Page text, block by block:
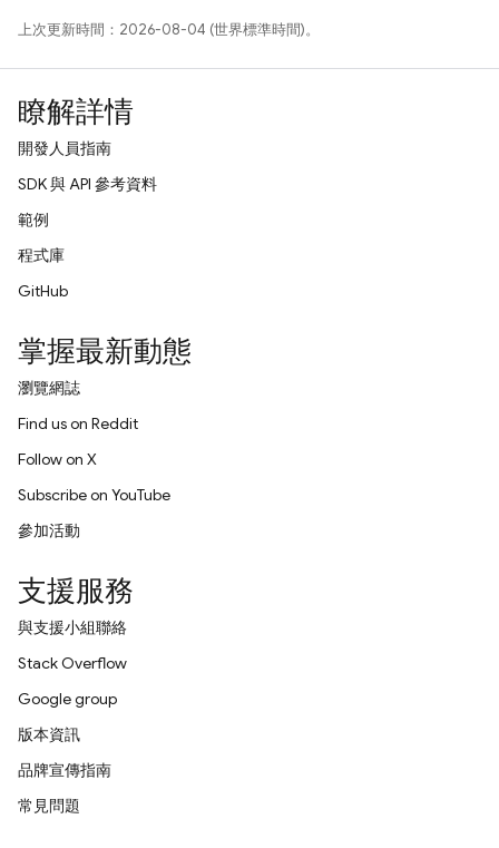
上次更新時間：2026-08-04 (世界標準時間)。
瞭解詳情
開發人員指南
SDK 與 API 參考資料
範例
程式庫
GitHub
掌握最新動態
瀏覽網誌
Find us on Reddit
Follow on X
Subscribe on YouTube
參加活動
支援服務
與支援小組聯絡
Stack Overflow
Google group
版本資訊
品牌宣傳指南
常見問題